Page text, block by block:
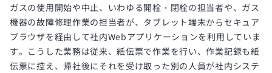
ガスの使用開始や中止、いわゆる開栓・閉栓の担当者や、ガス
機器の故障修理作業の担当者が、タブレット端末からセキュア
ブラウザを経由して社内Webアプリケーションを利用していま
す。こうした業務は従来、紙伝票で作業を行い、作業記録も紙
伝票に控え、帰社後にそれを受け取った別の人員が社内システ